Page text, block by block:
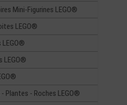
Mini-Figurines LEGO®
LEGO®
LEGO®
LEGO®
Plantes - Roches LEGO®